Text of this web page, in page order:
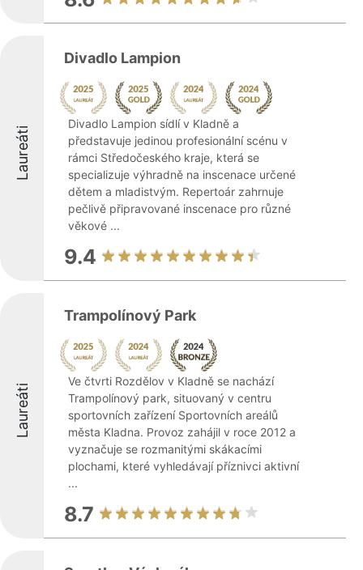
Laureáti
Divadlo Lampion
Divadlo Lampion sídlí v Kladně a
představuje jedinou profesionální scénu v
rámci Středočeského kraje, která se
specializuje výhradně na inscenace určené
dětem a mladistvým. Repertoár zahrnuje
pečlivě připravované inscenace pro různé
věkové ...
9.4
Laureáti
Trampolínový Park
Ve čtvrti Rozdělov v Kladně se nachází
Trampolínový park, situovaný v centru
sportovních zařízení Sportovních areálů
města Kladna. Provoz zahájil v roce 2012 a
vyznačuje se rozmanitými skákacími
plochami, které vyhledávají příznivci aktivní
...
8.7